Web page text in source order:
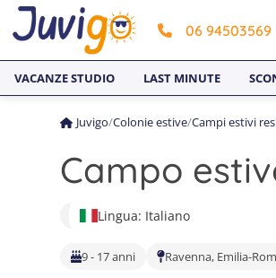
06 94503569
VACANZE STUDIO LAST MINUTE
Juvigo/Colonie estive/Campi estivi
Campo
Lingua: Italiano
9 - 17 anni Ravenna, Emilia-